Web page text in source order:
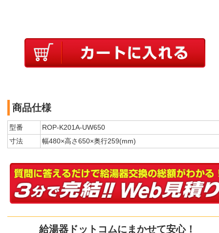
商品仕様
型番
ROP-K201A-UW650
寸法
幅480×高さ650×奥行259(mm)
給湯器ドットコムにまかせて安心！